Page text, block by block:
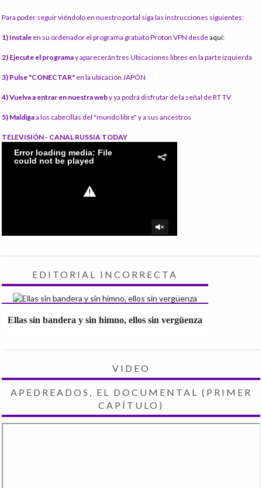
Para poder seguir viéndolo en nuestro portal siga las instrucciones siguientes:
1) Instale en su ordenador el programa gratuito Proton VPN desdeaquí:
2) Ejecute el programay aparecerán tres Ubicaciones libres en la parte izquierda
3) Pulse "CONECTAR" en la ubicación JAPÓN
4) Vuelva a entrar en nuestra weby ya podrá disfrutar de la señal de RT TV
5) Maldigaa los cabecillas del "mundo libre" y a sus ancestros
TELEVISIÓN - CANAL RUSSIA TODAY
EDITORIAL INCORRECTA
Ellas sin bandera y sin himno, ellos sin vergüenza
VIDEO
APEDREADOS, EL DOCUMENTAL (PRIMER
CAPÍTULO)